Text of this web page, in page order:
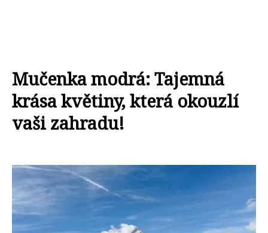
Mučenka modrá: Tajemná
krása květiny, která okouzlí
vaši zahradu!